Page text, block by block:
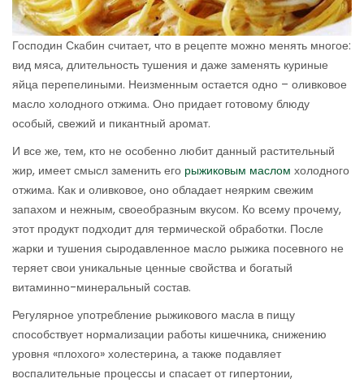
Господин Скабин считает, что в рецепте можно менять многое:
вид мяса, длительность тушения и даже заменять куриные
яйца перепелиными. Неизменным остается одно – оливковое
масло холодного отжима. Оно придает готовому блюду
особый, свежий и пикантный аромат.
И все же, тем, кто не особенно любит данный растительный
жир, имеет смысл заменить его рыжиковым маслом холодного
отжима. Как и оливковое, оно обладает неярким свежим
запахом и нежным, своеобразным вкусом. Ко всему прочему,
этот продукт подходит для термической обработки. После
жарки и тушения сыродавленное масло рыжика посевного не
теряет свои уникальные ценные свойства и богатый
витаминно-минеральный состав.
Регулярное употребление рыжикового масла в пищу
способствует нормализации работы кишечника, снижению
уровня «плохого» холестерина, а также подавляет
воспалительные процессы и спасает от гипертонии,